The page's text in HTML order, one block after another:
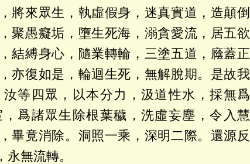
將來眾生，執虛假身，迷真實道，造顛倒
聚愚癡垢，墮生死海，溺貪愛流，居五欲
結縛身心，隨業轉輪，三塗五道，廕蓋正
亦復如是，輪迴生死，無解脫期。是故我
等四眾，以本分力，汲道性水，採無爲
爲諸眾生除根葉穢，洗虛妄塵，令入慧
畢竟消除。洞照一乘，深明二際。還源反
無流轉。